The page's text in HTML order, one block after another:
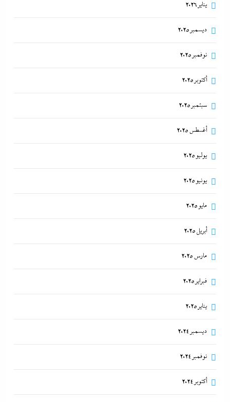
يناير 2026
ديسمبر 2025
نوفمبر 2025
أكتوبر 2025
سبتمبر 2025
أغسطس 2025
يوليو 2025
يونيو 2025
مايو 2025
أبريل 2025
مارس 2025
فبراير 2025
يناير 2025
ديسمبر 2024
نوفمبر 2024
أكتوبر 2024